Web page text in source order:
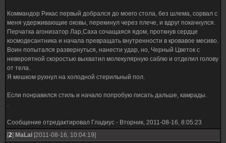
Коммандор Рикас первый добрался до моего стола, без шлема, сорвал с
меня удерживающие оковы, перекинул через плече, и вдруг покачнулся.
Перчатка агонизатор Лар,Саха сочащаяся ядом, проткнув сердце
космодесантника и начала превращать внутренности в кровавое месиво.
Воин попытался развернуться, нанести удар, но, Черный Цветок с
невероятной скоростью выхватил молекулярную саблю и отделил голову
от тела.
Я мешком рухнул на холодной стерильный пол.
Если понравился стиль и начало попробую писать дальше, камрады.
.
Сообщение отредактировал Гладиус - Вторник, 2011-08-16, 8:05:23
[2] MaLal [2011-08-16, 10:04:19]